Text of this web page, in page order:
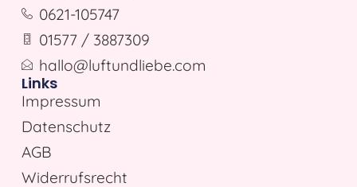
0621-105747
01577 / 3887309
hallo@luftundliebe.com
Links
Impressum
Datenschutz
AGB
Widerrufsrecht